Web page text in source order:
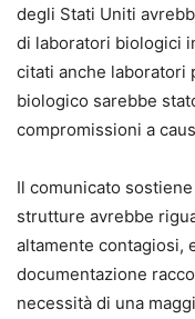
degli Stati Uniti
di laboratori biologici
citati anche laboratori
biologico sarebbe
compromissioni a
Il comunicato
strutture avrebbe
altamente contagiosi,
documentazione
necessità di una